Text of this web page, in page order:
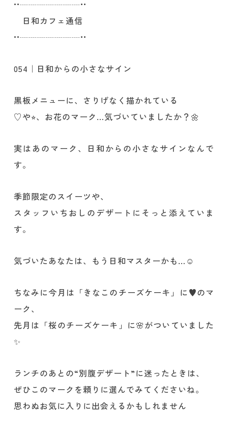
••┈┈┈┈┈┈┈••
日和カフェ通信
••┈┈┈┈┈┈┈••
054｜日和からの小さなサイン
黒板メニューに、さりげなく描かれている
♡や⭐︎、お花のマーク…気づいていましたか？🌼
実はあのマーク、日和からの小さなサインなんで
す。
季節限定のスイーツや、
スタッフいちおしのデザートにそっと添えていま
す。
気づいたあなたは、もう日和マスターかも…☺️
ちなみに今月は「きなこのチーズケーキ」に♥️のマ
ーク、
先月は「桜のチーズケーキ」に🌸がついていました
✨
ランチのあとの“別腹デザート”に迷ったときは、
ぜひこのマークを頼りに選んでみてくださいね。
思わぬお気に入りに出会えるかもしれません